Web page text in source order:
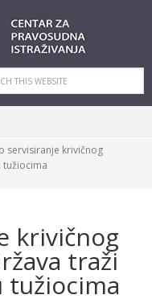
servisiranje krivičnog
tužiocima
krivičnog
traži
tužiocima